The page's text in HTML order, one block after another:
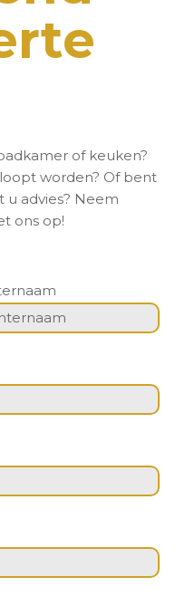
of keuken?
worden? Of bent
u advies? Neem
ons op!